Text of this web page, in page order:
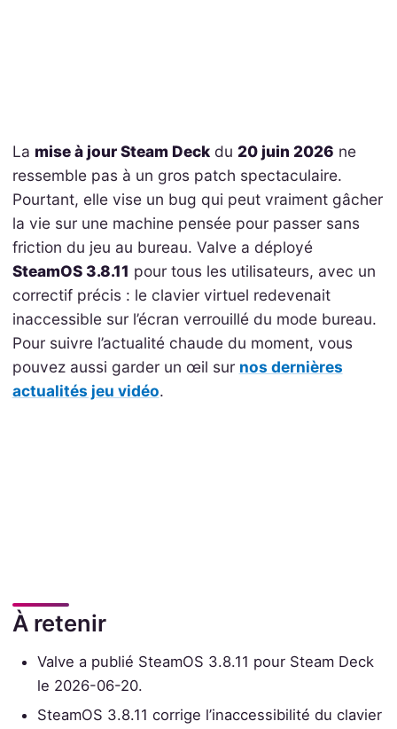
La mise à jour Steam Deckdu 20 juin 2026 ne
ressemble pas à un gros patch spectaculaire.
Pourtant, elle vise un bug qui peut vraiment gâcher
la vie sur une machine pensée pour passer sans
friction du jeu au bureau. Valve a déployé
SteamOS 3.8.11 pour tous les utilisateurs, avec un
correctif précis : le clavier virtuel redevenait
inaccessible sur l’écran verrouillé du mode bureau.
Pour suivre l’actualité chaude du moment, vous
pouvez aussi garder un œil sur nos dernières
actualités jeu vidéo.
À retenir
Valve a publié SteamOS 3.8.11 pour Steam Deck
le 2026-06-20.
SteamOS 3.8.11 corrige l’inaccessibilité du clavier